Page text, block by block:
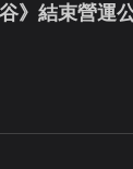
》結束營運